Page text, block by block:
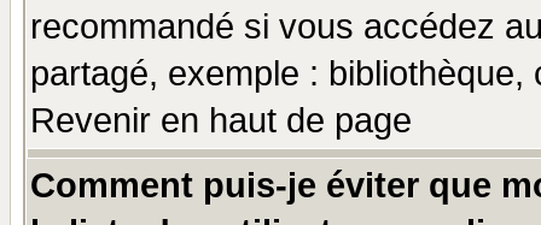
recommandé si vous accédez
partagé, exemple :
Revenir en haut de page
Comment puis-je éviter que